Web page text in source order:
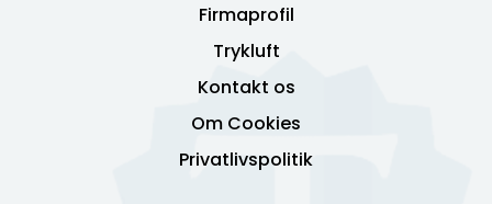
Firmaprofil
Trykluft
Kontakt os
Om Cookies
Privatlivspolitik